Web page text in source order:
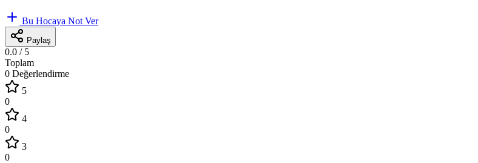
Bu Hocaya Not Ver
Paylaş
0.0 / 5
Toplam
0 Değerlendirme
5
0
4
0
3
0